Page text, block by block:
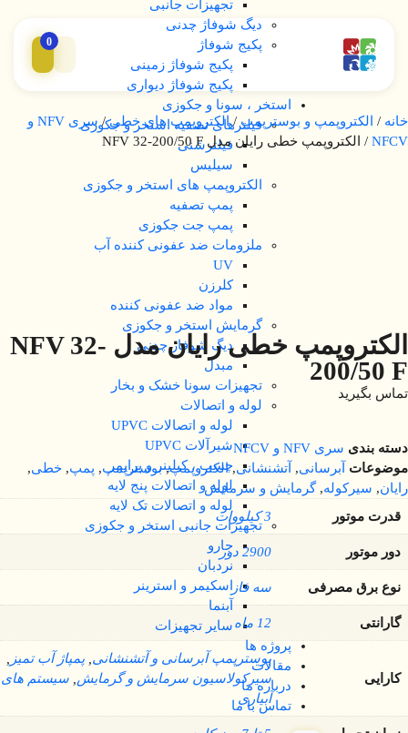
تجهیزات جانبی
دیگ شوفاژ چدنی
پکیج شوفاژ
پکیج شوفاژ زمینی
پکیج شوفاژ دیواری
استخر ، سونا و جکوزی
فیلترهای تصفیه استخر و جکوزی
فیلترشنی
سیلیس
الکتروپمپ های استخر و جکوزی
پمپ تصفیه
پمپ جت جکوزی
ملزومات ضد عفونی کننده آب
UV
کلرزن
مواد ضد عفونی کننده
گرمایش استخر و جکوزی
دیگ شوفاژ چدنی
مبدل
تجهیزات سونا خشک و بخار
لوله و اتصالات
لوله و اتصالات UPVC
شیرآلات UPVC
چسب ، کیلینر و پرایمر
لوله و اتصالات پنج لایه
لوله و اتصالات تک لایه
تجهیزات جانبی استخر و جکوزی
جارو
نردبان
اسکیمر و استرینر
آبنما
سایر تجهیزات
پروژه ها
مقالات
درباره ما
تماس با ما
0
خانه / الکتروپمپ و بوسترپمپ /الکتروپمپ های خطی/
سری NFV و
NFCV / الکتروپمپ خطی رایان مدل NFV 32-200/50 F
الکتروپمپ خطی رایان مدل NFV 32-
200/50 F
تماس بگیرید
دسته بندی سری NFV و NFCV
موضوعات
آبرسانی, آتشنشانی,الکتروپمپ,بوسترپمپ, پمپ, خطی,
رایان, سیرکوله,گرمایش و سرمایش
قدرت موتور
3 کیلووات
دور موتور 2900 دور
نوع برق مصرفی سه فاز
گارانتی 12 ماه
کارایی
بوسترپمپ آبرسانی و آتشنشانی پمپاژ آب تمیز
سیرکولاسیون سرمایش و گرمایش سیستم های
آبیاری